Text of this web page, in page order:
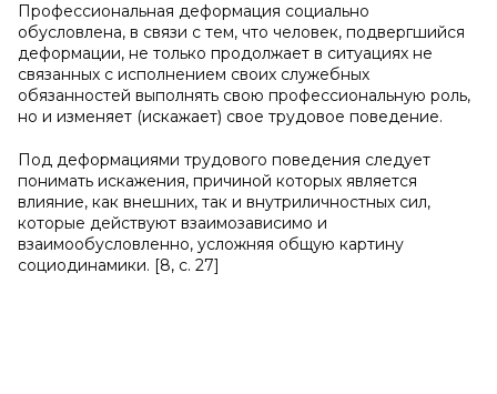
Профессиональная деформация социально
обусловлена, в связи с тем, что человек, подвергшийся
деформации, не только продолжает в ситуациях не
связанных с исполнением своих служебных
обязанностей выполнять свою профессиональную роль,
но и изменяет (искажает) свое трудовое поведение.
Под деформациями трудового поведения следует
понимать искажения, причиной которых является
влияние, как внешних, так и внутриличностных сил,
которые действуют взаимозависимо и
взаимообусловленно, усложняя общую картину
социодинамики. [8, с. 27]